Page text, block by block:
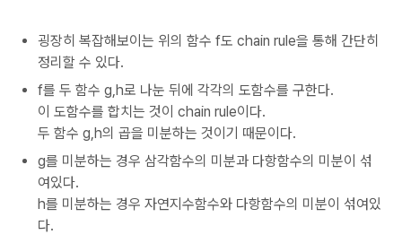
굉장히 복잡해보이는 위의 함수 f도 chain rule을 통해 간단히
정리할 수 있다.
f를 두 함수 g,h로 나눈 뒤에 각각의 도함수를 구한다.
이 도함수를 합치는 것이 chain rule이다.
두 함수 g,h의 곱을 미분하는 것이기 때문이다.
g를 미분하는 경우 삼각함수의 미분과 다항함수의 미분이 섞
여있다.
h를 미분하는 경우 자연지수함수와 다항함수의 미분이 섞여있
다.